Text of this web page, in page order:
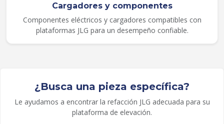
Cargadores y componentes
Componentes eléctricos y cargadores compatibles con
plataformas JLG para un desempeño confiable.
¿Busca una pieza específica?
Le ayudamos a encontrar la refacción JLG adecuada para su
plataforma de elevación.